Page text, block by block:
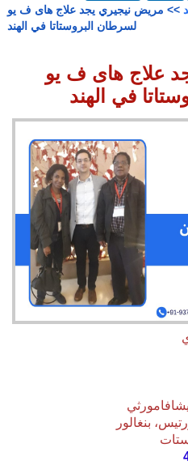
>> مريض نيجيري يجد علاج هاى ف يو
لسرطان البروستاتا في الهند
علاج هاى ف يو
في الهند
بنغالور